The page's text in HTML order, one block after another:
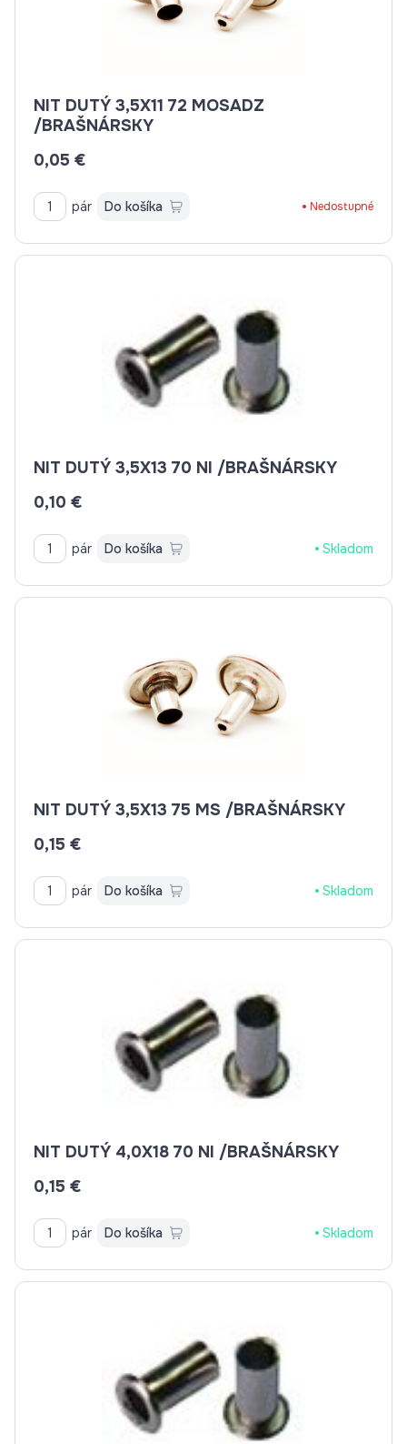
NIT DUTÝ 3,5X11 72 MOSADZ
/BRAŠNÁRSKY
0,05 €
pár Do košíka Nedostupné
NIT DUTÝ 3,5X13 70 NI /BRAŠNÁRSKY
0,10 €
pár Do košíka Skladom
NIT DUTÝ 3,5X13 75 MS /BRAŠNÁRSKY
0,15 €
pár Do košíka Skladom
NIT DUTÝ 4,0X18 70 NI /BRAŠNÁRSKY
0,15 €
pár Do košíka Skladom